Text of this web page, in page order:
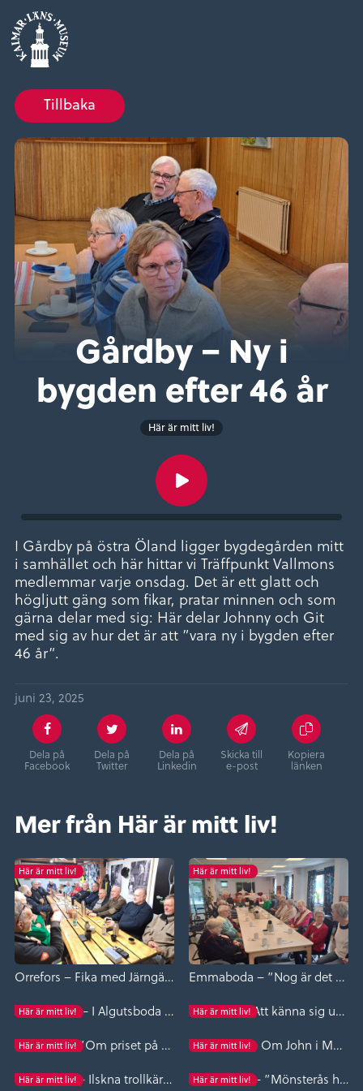
Tillbaka
Gårdby – Ny i
bygden efter 46 år
Här är mitt liv!
I Gårdby på östra Öland ligger bygdegården mitt
i samhället och här hittar vi Träffpunkt Vallmons
medlemmar varje onsdag. Det är ett glatt och
högljutt gäng som fikar, pratar minnen och som
gärna delar med sig: Här delar Johnny och Git
med sig av hur det är att ”vara ny i bygden efter
46 år”.
juni 23, 2025
Dela på
Facebook
Dela på
Twitter
Dela på
Linkedin
Skicka till
e-post
Kopiera
länken
Mer från Här är mitt liv!
Här är mitt liv!
Orrefors – Fika med Järngänget
Här är mitt liv!
Emmaboda – ”Nog är det bra lustigt…”
Här är mitt liv! Algutsboda – I Algutsboda blir man gammal… Här är mitt liv! Långasjö – Att känna sig ung i sinnet, tjuriga kor och vilka minnen ett gammalt livstycke väcker till liv
Här är mitt liv! Långasjö – ”Om priset på kaffe, gamla skrönor, bingo och vad gör egentligen en sömmerska ?” Här är mitt liv! Mönsterås – Om John i Muren och om att vara ”inte jätteduktig men mångsidig.”
Här är mitt liv! Vissefjärda – Ilskna trollkärringar, potatislov och en pärlfabrik – välkommen till Vissefjärda! Här är mitt liv! Prästkullen – ”Mönsterås har de bästa spökhistorierna…”